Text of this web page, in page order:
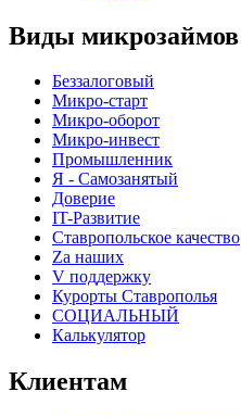
Виды микрозаймов
Беззалоговый
Микро-старт
Микро-оборот
Микро-инвест
Промышленник
Я - Самозанятый
Доверие
IT-Развитие
Ставропольское качество
Za наших
V поддержку
Курорты Ставрополья
СОЦИАЛЬНЫЙ
Калькулятор
Клиентам